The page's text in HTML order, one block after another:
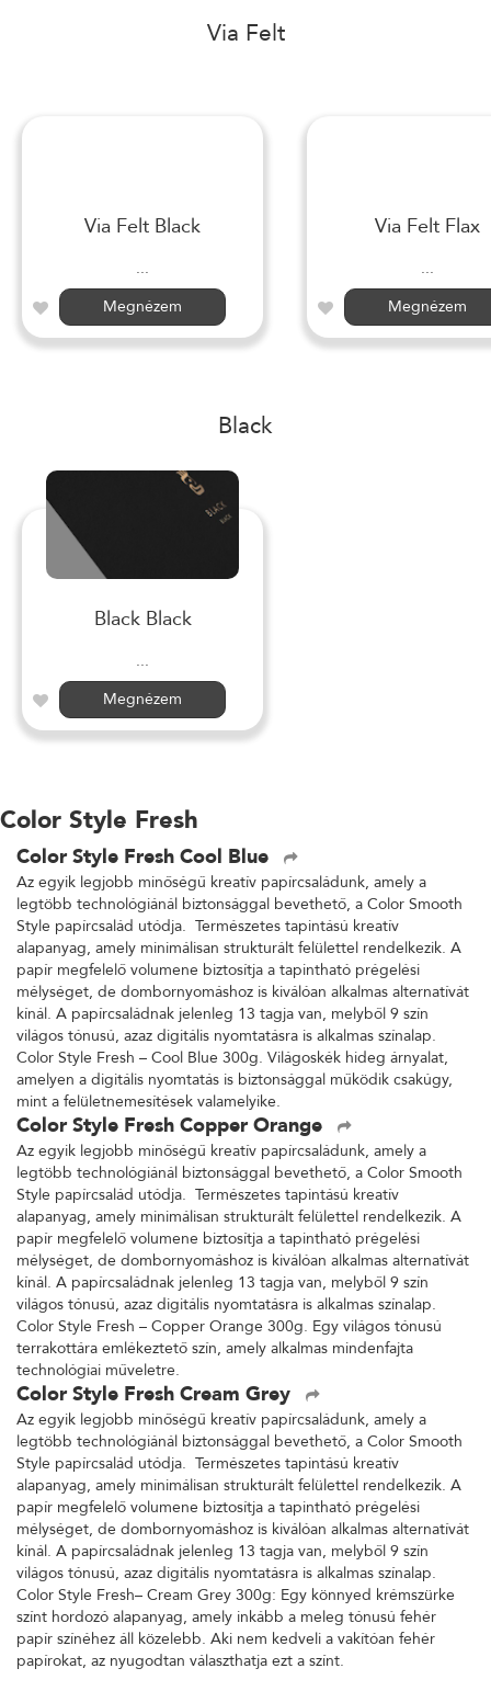
Via Felt
Via Felt Black
...
Megnézem
Via Felt Flax
...
Megnézem
Black
Black Black
...
Megnézem
Color Style Fresh
Color Style Fresh Cool Blue
Az egyik legjobb minőségű kreatív papírcsaládunk, amely a
legtöbb technológiánál biztonsággal bevethető, a Color Smooth
Style papírcsalád utódja. Természetes tapintású kreatív
alapanyag, amely minimálisan strukturált felülettel rendelkezik. A
papír megfelelő volumene biztosítja a tapintható prégelési
mélységet, de dombornyomáshoz is kiválóan alkalmas alternatívát
kínál. A papírcsaládnak jelenleg 13 tagja van, melyből 9 szín
világos tónusú, azaz digitális nyomtatásra is alkalmas színalap.
Color Style Fresh – Cool Blue 300g. Világoskék hideg árnyalat,
amelyen a digitális nyomtatás is biztonsággal működik csakúgy,
mint a felületnemesítések valamelyike.
Color Style Fresh Copper Orange
Az egyik legjobb minőségű kreatív papírcsaládunk, amely a
legtöbb technológiánál biztonsággal bevethető, a Color Smooth
Style papírcsalád utódja. Természetes tapintású kreatív
alapanyag, amely minimálisan strukturált felülettel rendelkezik. A
papír megfelelő volumene biztosítja a tapintható prégelési
mélységet, de dombornyomáshoz is kiválóan alkalmas alternatívát
kínál. A papírcsaládnak jelenleg 13 tagja van, melyből 9 szín
világos tónusú, azaz digitális nyomtatásra is alkalmas színalap.
Color Style Fresh – Copper Orange 300g. Egy világos tónusú
terrakottára emlékeztető szín, amely alkalmas mindenfajta
technológiai műveletre.
Color Style Fresh Cream Grey
Az egyik legjobb minőségű kreatív papírcsaládunk, amely a
legtöbb technológiánál biztonsággal bevethető, a Color Smooth
Style papírcsalád utódja. Természetes tapintású kreatív
alapanyag, amely minimálisan strukturált felülettel rendelkezik. A
papír megfelelő volumene biztosítja a tapintható prégelési
mélységet, de dombornyomáshoz is kiválóan alkalmas alternatívát
kínál. A papírcsaládnak jelenleg 13 tagja van, melyből 9 szín
világos tónusú, azaz digitális nyomtatásra is alkalmas színalap.
Color Style Fresh– Cream Grey 300g: Egy könnyed krémszürke
színt hordozó alapanyag, amely inkább a meleg tónusú fehér
papír színéhez áll közelebb. Aki nem kedveli a vakítóan fehér
papírokat, az nyugodtan választhatja ezt a színt.